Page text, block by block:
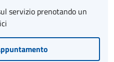
servizio prenotando un